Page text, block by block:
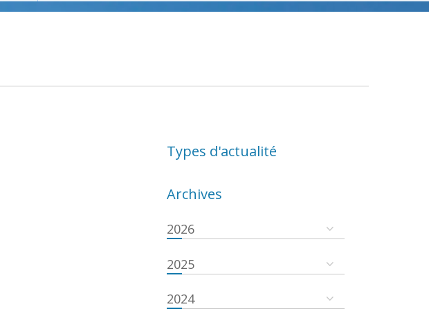
Types d'actualité
Archives
2026
2025
2024